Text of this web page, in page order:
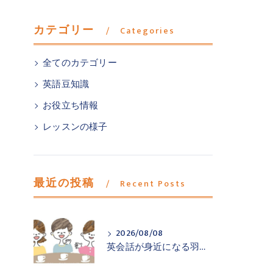
カテゴリー Categories
全てのカテゴリー
英語豆知識
お役立ち情報
レッスンの様子
最近の投稿 Recent Posts
2026/08/08
英会話が身近になる羽村市小作の英会話教室